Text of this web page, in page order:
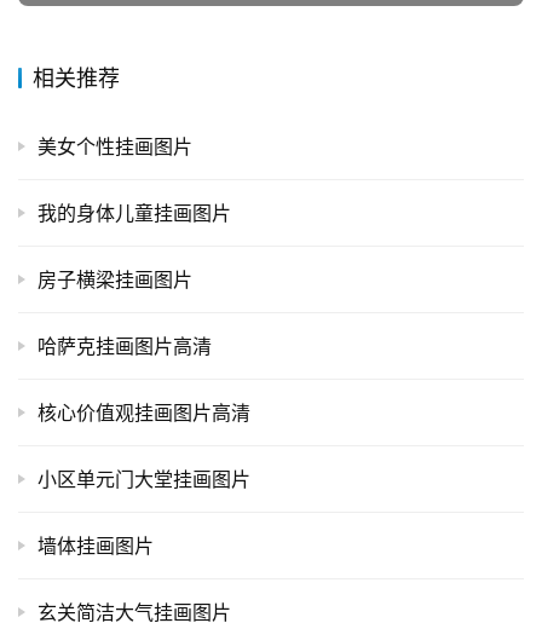
相关推荐
美女个性挂画图片
我的身体儿童挂画图片
房子横梁挂画图片
哈萨克挂画图片高清
核心价值观挂画图片高清
小区单元门大堂挂画图片
墙体挂画图片
玄关简洁大气挂画图片